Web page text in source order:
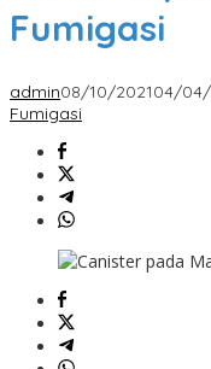
Fumigasi
admin08/10/202104/
Fumigasi